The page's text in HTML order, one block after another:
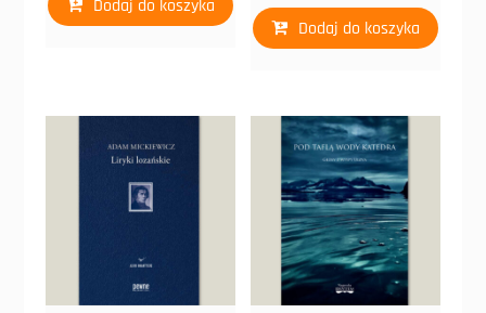
Dodaj do koszyka
Dodaj do koszyka